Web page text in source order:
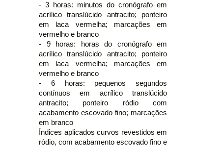
- 3 horas: minutos do cronógrafo em
acrílico translúcido antracito; ponteiro
em laca vermelha; marcações em
vermelho e branco
- 9 horas: horas do cronógrafo em
acrílico translúcido antracito; ponteiro
em laca vermelha; marcações em
vermelho e branco
- 6 horas: pequenos segundos
contínuos em acrílico translúcido
antracito; ponteiro ródio com
acabamento escovado fino; marcações
em branco
Índices aplicados curvos revestidos em
ródio, com acabamento escovado fino e